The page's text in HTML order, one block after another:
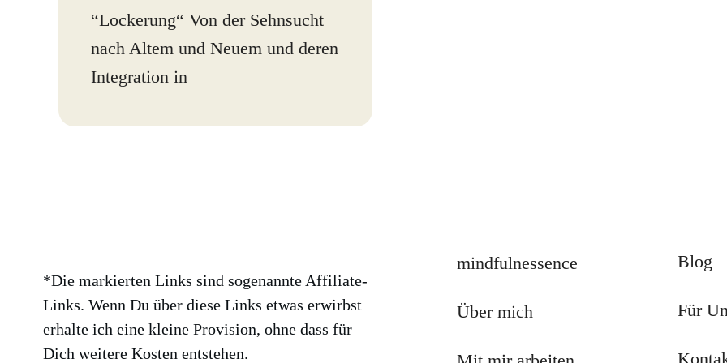
“Lockerung“ Von der Sehnsucht
nach Altem und Neuem und deren
Integration in
*Die markierten Links sind sogenannte Affiliate-
Links. Wenn Du über diese Links etwas erwirbst
erhalte ich eine kleine Provision, ohne dass für
Dich weitere Kosten entstehen.
mindfulnessence
Über mich
Blog
Für